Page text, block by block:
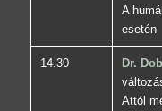
A
esetén
14.30 Dr.
Attól